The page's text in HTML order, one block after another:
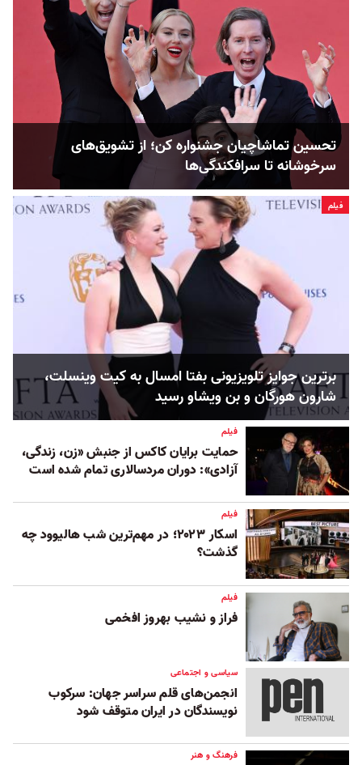
تحسین‌ تماشاچیان جشنواره کن؛ از تشویق‌های
سرخوشانه تا سرافکندگی‌ها
فیلم
برترین جوایز تلویزیونی بفتا امسال به کیت وینسلت،
شارون هورگان و بن ویشاو رسید
فیلم
حمایت برایان کاکس از جنبش «زن، زندگی،
آزادی»: دوران مردسالاری تمام شده است
فیلم
اسکار ۲۰۲۳؛ در مهم‌ترین شب هالیوود چه
گذشت؟
فیلم
فراز و نشیب بهروز افخمی
سیاسی و اجتماعی
انجمن‌های قلم سراسر جهان: سرکوب
نویسندگان در ایران متوقف شود
فرهنگ و هنر